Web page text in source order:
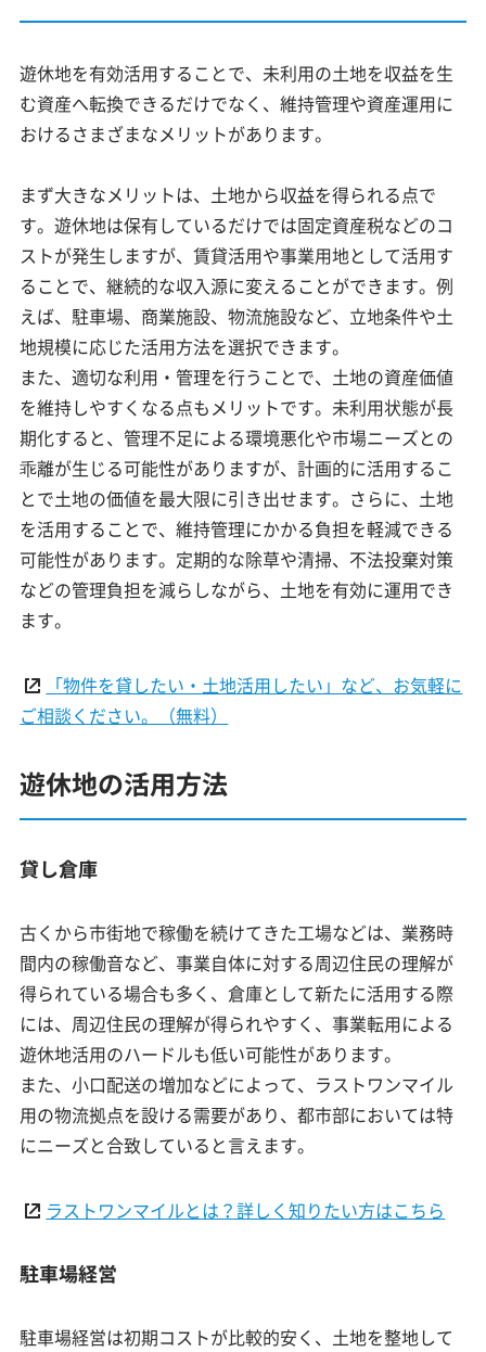
遊休地を有効活用することで、未利用の土地を収益を生
む資産へ転換できるだけでなく、維持管理や資産運用に
おけるさまざまなメリットがあります。
まず大きなメリットは、土地から収益を得られる点で
す。遊休地は保有しているだけでは固定資産税などのコ
ストが発生しますが、賃貸活用や事業用地として活用す
ることで、継続的な収入源に変えることができます。例
えば、駐車場、商業施設、物流施設など、立地条件や土
地規模に応じた活用方法を選択できます。
また、適切な利用・管理を行うことで、土地の資産価値
を維持しやすくなる点もメリットです。未利用状態が長
期化すると、管理不足による環境悪化や市場ニーズとの
乖離が生じる可能性がありますが、計画的に活用するこ
とで土地の価値を最大限に引き出せます。さらに、土地
を活用することで、維持管理にかかる負担を軽減できる
可能性があります。定期的な除草や清掃、不法投棄対策
などの管理負担を減らしながら、土地を有効に運用でき
ます。
「物件を貸したい・土地活用したい」など、お気軽に
ご相談ください。（無料）
遊休地の活用方法
貸し倉庫
古くから市街地で稼働を続けてきた工場などは、業務時
間内の稼働音など、事業自体に対する周辺住民の理解が
得られている場合も多く、倉庫として新たに活用する際
には、周辺住民の理解が得られやすく、事業転用による
遊休地活用のハードルも低い可能性があります。
また、小口配送の増加などによって、ラストワンマイル
用の物流拠点を設ける需要があり、都市部においては特
にニーズと合致していると言えます。
ラストワンマイルとは？詳しく知りたい方はこちら
駐車場経営
駐車場経営は初期コストが比較的安く、土地を整地して